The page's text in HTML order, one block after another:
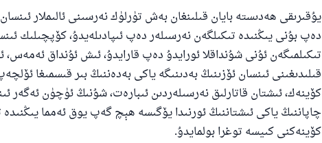
يۇقىرىقى ھەدىستە بايان قىلىنغان بەش تۈرلۈك نەرسىنى ئالىملار
دەپ بۇنى يىڭنىدە تىكىلگەن نەرسىلەر دەپ ئىپادىلەيدۇ، كۆپچىلىك
تىكىلمىگەن ئۇنى شۇنداقلا ئورايدۇ دەپ قارايدۇ، ئىش ئۇنداق ئەمەس،
قىلىدىغىنى ئىنسان ئۆزىنىڭ بەدىنىگە ياكى بەدەننىڭ بىر قىسمىغا
كۆينەك، ئىشتان قاتارلىق نەرسىلەردىن ئىبارەت، شۇنىڭ ئۈچۈن ئەگەر
چاپاننىڭ ياكى ئىشتاننىڭ ئورنىدا يۆگىسە ھېچ گەپ يوق ئەمما يىڭنىدە
كۆينەكنى كىيسە توغرا بولمايدۇ.
ياخشىلىققا باشلارپ قويغان كىشى قىلغۇچىغا ئوخشاش
مۇسلىم رىۋايەت قىلغان (1893) ھەدىس
ئىئائە